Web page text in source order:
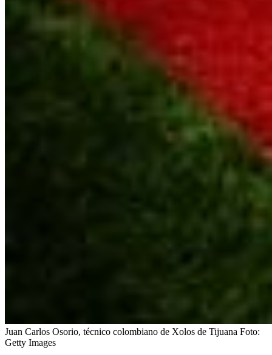
Juan Carlos Osorio, técnico colombiano de Xolos de Tijuana Foto:
Getty Images